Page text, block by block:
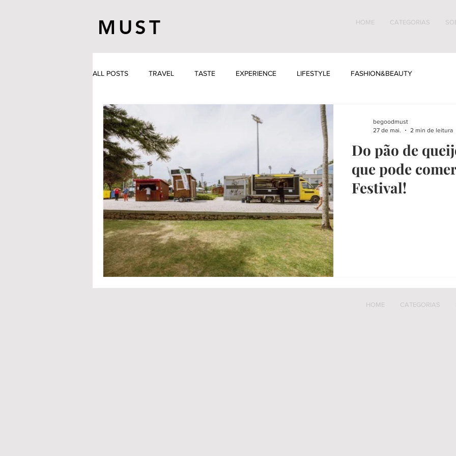
MUST HOME CATEGORIAS
ALL POSTS TRAVEL TASTE EXPERIENCE LIFESTYLE FASHION&BEAUTY
Do pão de
que pode
Festival!
begoodmust
27 de mai.
2 min de leitura
HOME CATEGORIAS